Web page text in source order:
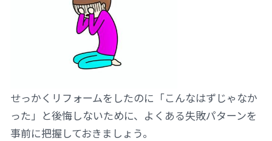
せっかくリフォームをしたのに「こんなはずじゃなか
った」と後悔しないために、よくある失敗パターンを
事前に把握しておきましょう。